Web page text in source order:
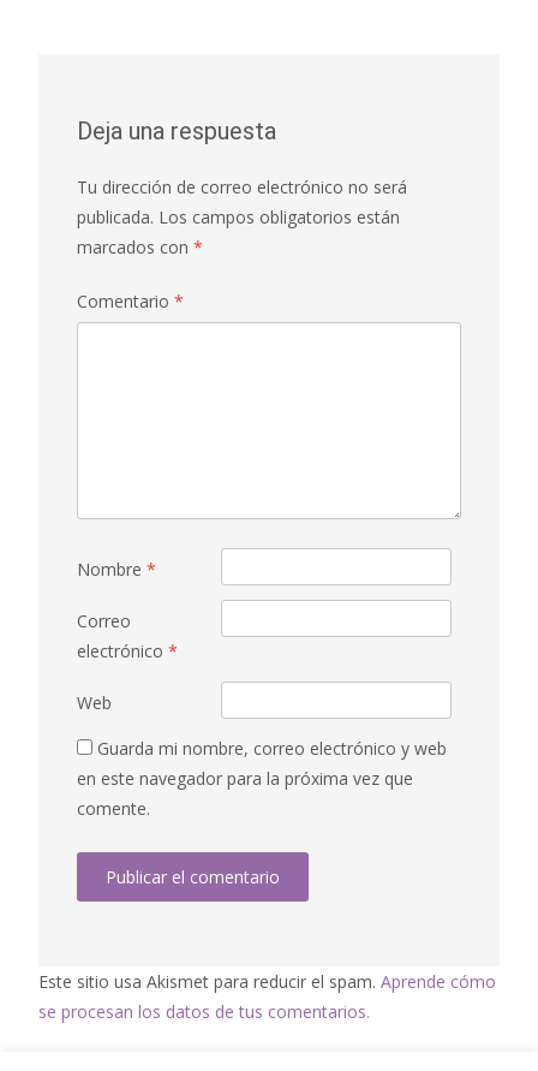
Deja una respuesta
Tu dirección de correo electrónico no será
publicada. Los campos obligatorios están
marcados con *
Comentario *
Nombre *
Correo
electrónico *
Web
Guarda mi nombre, correo electrónico y web
en este navegador para la próxima vez que
comente.
Este sitio usa Akismet para reducir el spam. Aprende cómo
se procesan los datos de tus comentarios.